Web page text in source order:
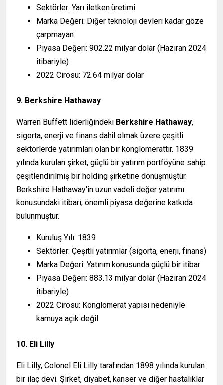
Sektörler: Yarı iletken üretimi
Marka Değeri: Diğer teknoloji devleri kadar göze
çarpmayan
Piyasa Değeri: 902.22 milyar dolar (Haziran 2024
itibariyle)
2022 Cirosu: 72.64 milyar dolar
9. Berkshire Hathaway
Warren Buffett liderliğindeki Berkshire Hathaway,
sigorta, enerji ve finans dahil olmak üzere çeşitli
sektörlerde yatırımları olan bir konglomerattır. 1839
yılında kurulan şirket, güçlü bir yatırım portföyüne sahip
çeşitlendirilmiş bir holding şirketine dönüşmüştür.
Berkshire Hathaway'in uzun vadeli değer yatırımı
konusundaki itibarı, önemli piyasa değerine katkıda
bulunmuştur.
Kuruluş Yılı: 1839
Sektörler: Çeşitli yatırımlar (sigorta, enerji, finans)
Marka Değeri: Yatırım konusunda güçlü bir itibar
Piyasa Değeri: 883.13 milyar dolar (Haziran 2024
itibariyle)
2022 Cirosu: Konglomerat yapısı nedeniyle
kamuya açık değil
10. Eli Lilly
Eli Lilly, Colonel Eli Lilly tarafından 1898 yılında kurulan
bir ilaç devi. Şirket, diyabet, kanser ve diğer hastalıklar